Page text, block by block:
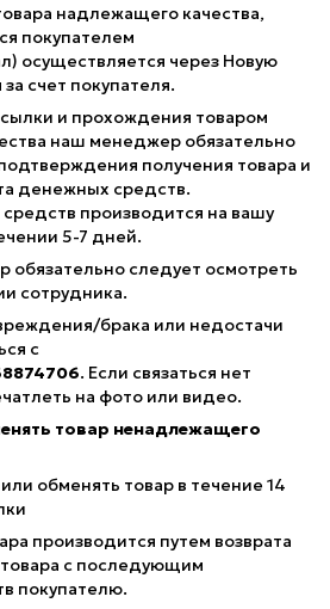
надлежащего качества,
покупателем
осуществляется через Новую
счет покупателя.
и прохождения товаром
наш менеджер обязательно
получения товара и
денежных средств.
производится на вашу
5-7 дней.
обязательно следует осмотреть
сотрудника.
брака или недостачи
с
. Если связаться нет
на фото или видео.
товар ненадлежащего
обменять товар в течение 14
производится путем возврата
с последующим
покупателю.